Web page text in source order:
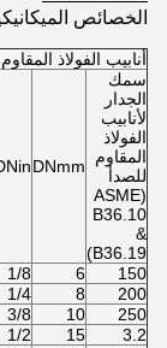
الخصائص
أنابيب الفولاذ
سمك
الجدار
لأنابيب
الفولاذ
المقاوم
للصدأ
(ASME
B36.10
&
B36.19)
DNmm
150
6
1/8
200
8
1/4
250
10
3/8
3.2
15
1/2